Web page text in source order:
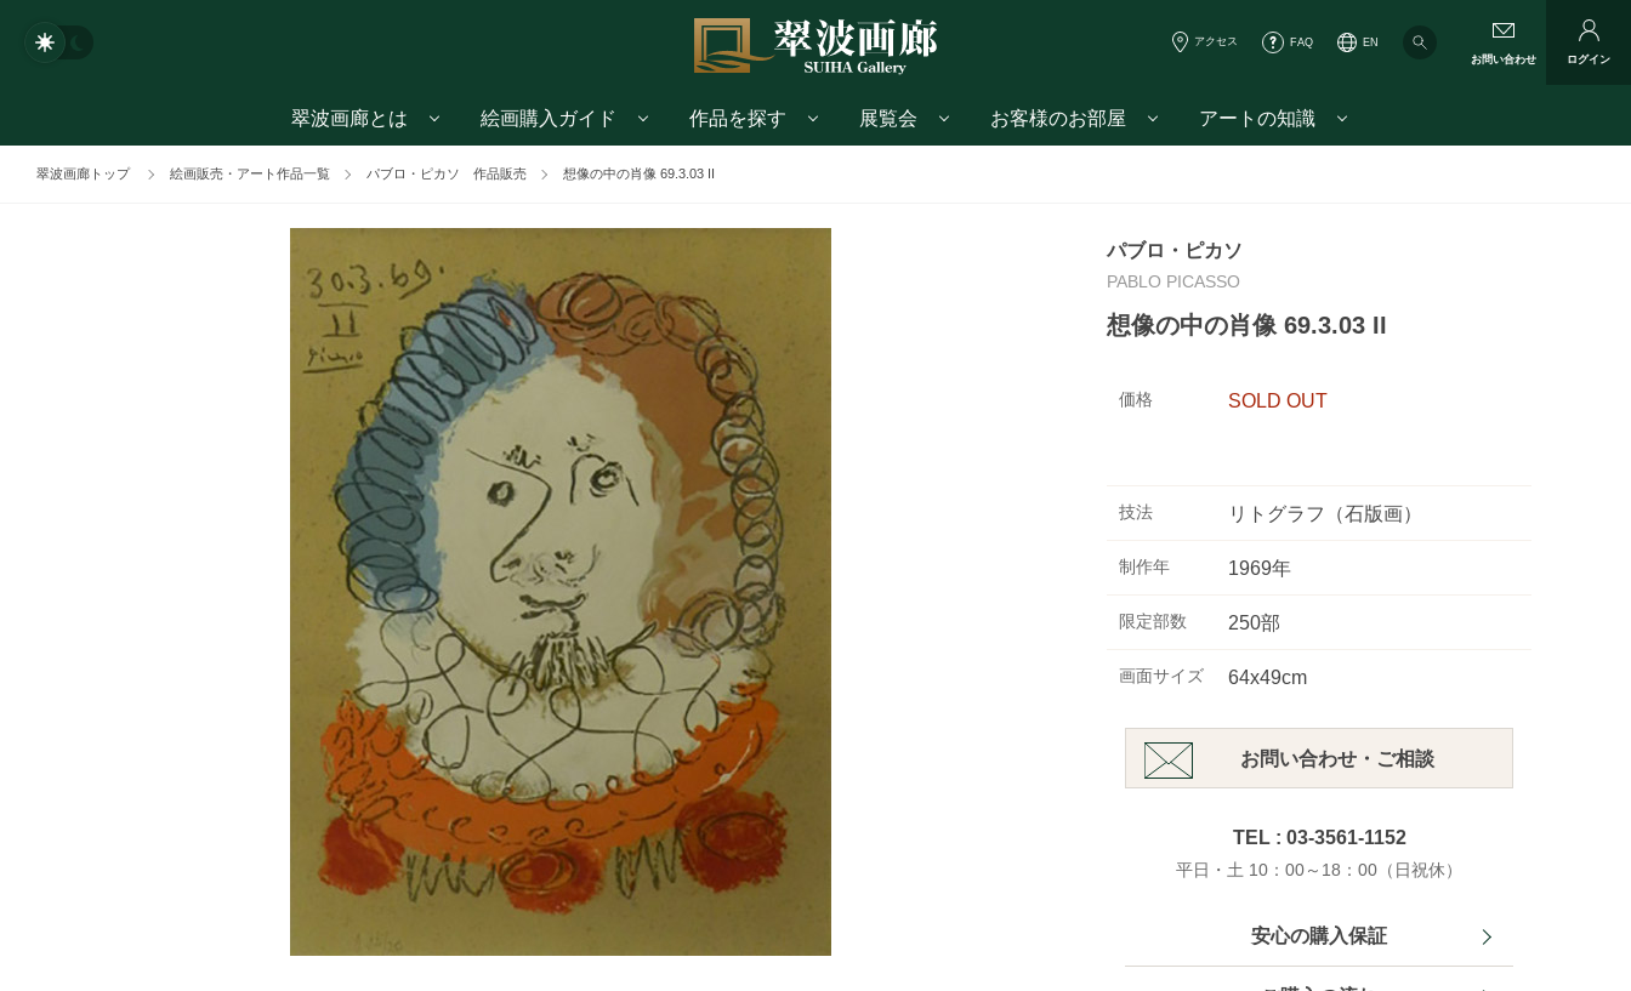
アクセス FAQ
EN
お問い合わせ
ログイン
翠波画廊とは 絵画購入ガイド 作品を探す 展覧会 お客様のお部屋 アートの知識
翠波画廊トップ 絵画販売・アート作品一覧 パブロ・ピカソ 作品販売 想像の中の肖像 69.3.03 II
パブロ・ピカソ
PABLO PICASSO
想像の中の肖像 69.3.03 II
価格 SOLD OUT
技法 リトグラフ（石版画）
制作年 1969年
限定部数 250部
画面サイズ 64x49cm
お問い合わせ・ご相談
TEL : 03-3561-1152
平日・土 10：00～18：00（日祝休）
安心の購入保証